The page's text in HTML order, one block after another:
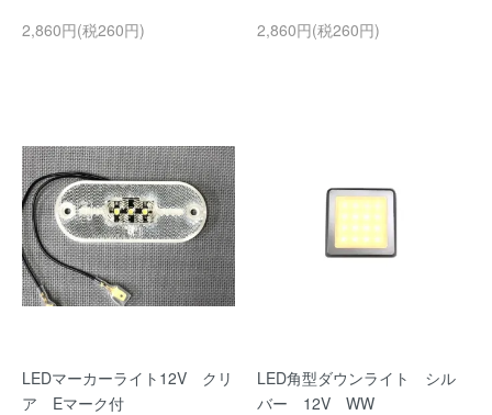
2,860円(税260円)
2,860円(税260円)
LEDマーカーライト12V クリ
ア Eマーク付
LED角型ダウンライト シル
バー 12V WW